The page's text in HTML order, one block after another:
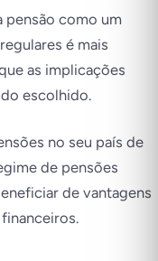
pensão como um
é mais
as implicações
escolhido.
no seu país de
de pensões
de vantagens